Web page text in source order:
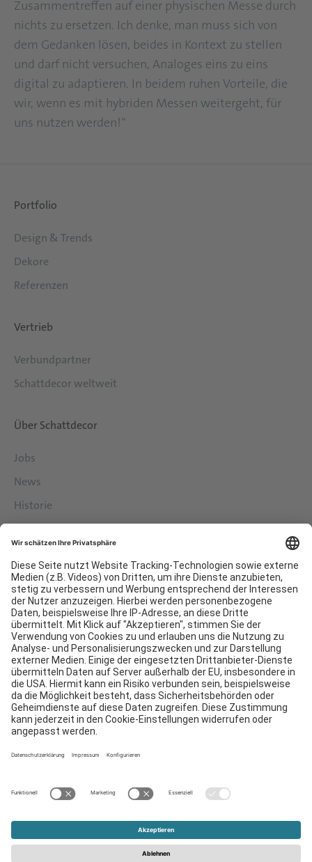
Zusammentreffen auf einer physischen Messe durch
nichts zu ersetzen. Ich denke, man muss sich von
dem Gedanken lösen, beides in Kontext zu stellen
und darf nicht versuchen, Analoges eins zu eins
digital zu adaptieren. In beidem ruhen Vorteile, die
wir, wenn es mit hybriden Messen weitergeht, für
uns nutzen werden!“
Portfolio
Design & Trends
Dekore
Referenzen
Vertrieb
Verbundpartner
Schattdecor weltweit
Über Schattdecor
Jobs
News
Historie
Services
Downloads
Kontakt
EDI
Impressum
Hinweisgebersystem
AGB